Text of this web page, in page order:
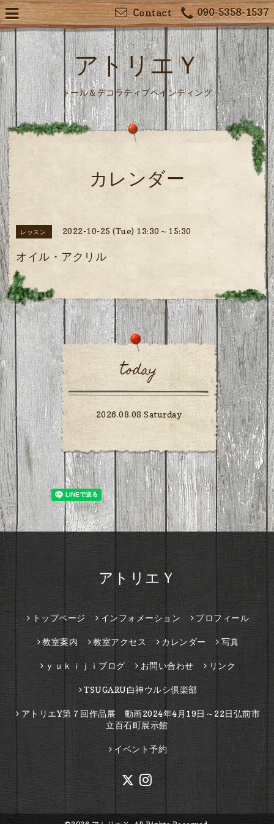
090-5358-1537
Contact
アトリエＹ
トール＆デコラティブペインティング
カレンダー
レッスン 2022-10-25 (Tue) 13:30～15:30
オイル・アクリル
today
2026.08.08 Saturday
アトリエＹ
トップページ インフォメーション プロフィール
教室案内 教室アクセス カレンダー 写真
ｙｕｋｉｊｉブログ お問い合わせ リンク
TSUGARU白神ウルシ倶楽部
アトリエY第７回作品展 動画2024年4月19日～22日弘前市
立百石町展示館
イベント予約